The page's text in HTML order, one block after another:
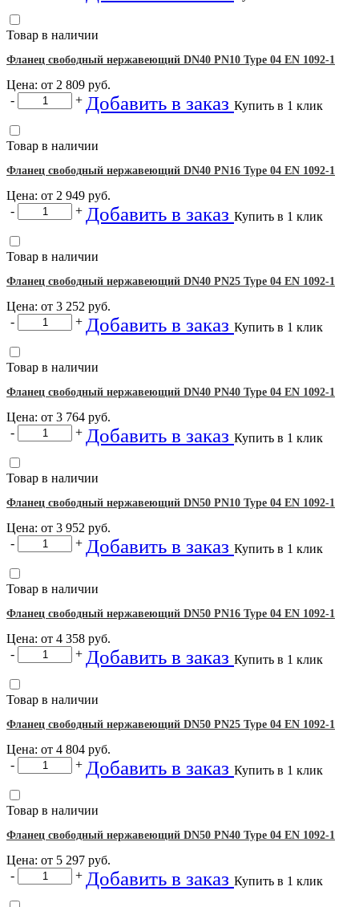
Товар в наличии
Фланец свободный нержавеющий DN40 PN10 Type 04 EN 1092-1
Цена: от 2 809 руб.
-
+ Добавить в заказ Купить в 1 клик
Товар в наличии
Фланец свободный нержавеющий DN40 PN16 Type 04 EN 1092-1
Цена: от 2 949 руб.
-
+ Добавить в заказ Купить в 1 клик
Товар в наличии
Фланец свободный нержавеющий DN40 PN25 Type 04 EN 1092-1
Цена: от 3 252 руб.
-
+ Добавить в заказ Купить в 1 клик
Товар в наличии
Фланец свободный нержавеющий DN40 PN40 Type 04 EN 1092-1
Цена: от 3 764 руб.
-
+ Добавить в заказ Купить в 1 клик
Товар в наличии
Фланец свободный нержавеющий DN50 PN10 Type 04 EN 1092-1
Цена: от 3 952 руб.
-
+ Добавить в заказ Купить в 1 клик
Товар в наличии
Фланец свободный нержавеющий DN50 PN16 Type 04 EN 1092-1
Цена: от 4 358 руб.
-
+ Добавить в заказ Купить в 1 клик
Товар в наличии
Фланец свободный нержавеющий DN50 PN25 Type 04 EN 1092-1
Цена: от 4 804 руб.
-
+ Добавить в заказ Купить в 1 клик
Товар в наличии
Фланец свободный нержавеющий DN50 PN40 Type 04 EN 1092-1
Цена: от 5 297 руб.
-
+ Добавить в заказ Купить в 1 клик